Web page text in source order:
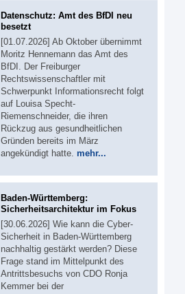
Datenschutz: Amt des BfDI neu
besetzt
[01.07.2026] Ab Oktober übernimmt
Moritz Hennemann das Amt des
BfDI. Der Freiburger
Rechtswissenschaftler mit
Schwerpunkt Informationsrecht folgt
auf Louisa Specht-
Riemenschneider, die ihren
Rückzug aus gesundheitlichen
Gründen bereits im März
angekündigt hatte. mehr...
Baden-Württemberg:
Sicherheitsarchitektur im Fokus
[30.06.2026] Wie kann die Cyber-
Sicherheit in Baden-Württemberg
nachhaltig gestärkt werden? Diese
Frage stand im Mittelpunkt des
Antrittsbesuchs von CDO Ronja
Kemmer bei der